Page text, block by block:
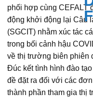
phối hợp cùng CEFALT
động khởi động lại Câu
(SGCIT) nhằm xúc tác
trong bối cảnh hậu
về thị trường biên phiên
Đúc kết tình hình đào
đề đặt ra đối với các
thành phần tham gia thị